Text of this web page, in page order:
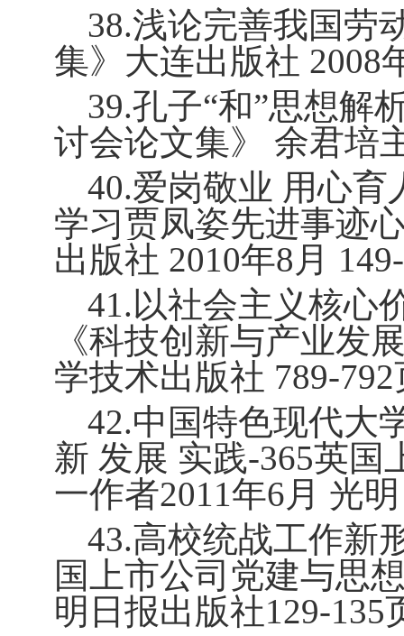
38.浅论完善我国劳
集》大连出版社 2008
39.孔子“和”思想解
讨会论文集》 余君培
40.爱岗敬业 用心育
学习贾凤姿先进事迹
出版社 2010年8 月
41.以社会主义核心
《科技创新与产业发
学技术出版社 789-792
42.中国特色现代大
新 发展 实践-365英国
一作者2011年6月 光
43.高校统战工作新
国上市公司党建与思
明日报出版社129-135